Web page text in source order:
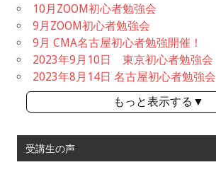
10月ZOOM初心者勉強会
9月ZOOM初心者勉強会
9月 CMA名古屋初心者勉強開催！
2023年9月10日 東京初心者勉強会
2023年8月14日 名古屋初心者勉強会
もっと表示する▼
受講生の声